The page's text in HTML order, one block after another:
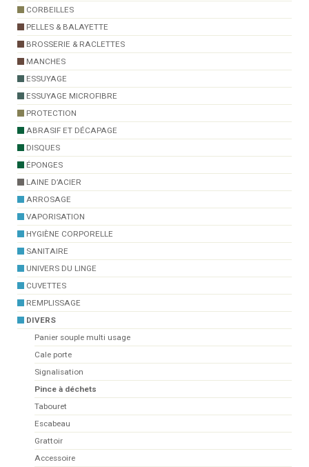
CORBEILLES
PELLES & BALAYETTE
BROSSERIE & RACLETTES
MANCHES
ESSUYAGE
ESSUYAGE MICROFIBRE
PROTECTION
ABRASIF ET DÉCAPAGE
DISQUES
ÉPONGES
LAINE D’ACIER
ARROSAGE
VAPORISATION
HYGIÈNE CORPORELLE
SANITAIRE
UNIVERS DU LINGE
CUVETTES
REMPLISSAGE
DIVERS
Panier souple multi usage
Cale porte
Signalisation
Pince à déchets
Tabouret
Escabeau
Grattoir
Accessoire